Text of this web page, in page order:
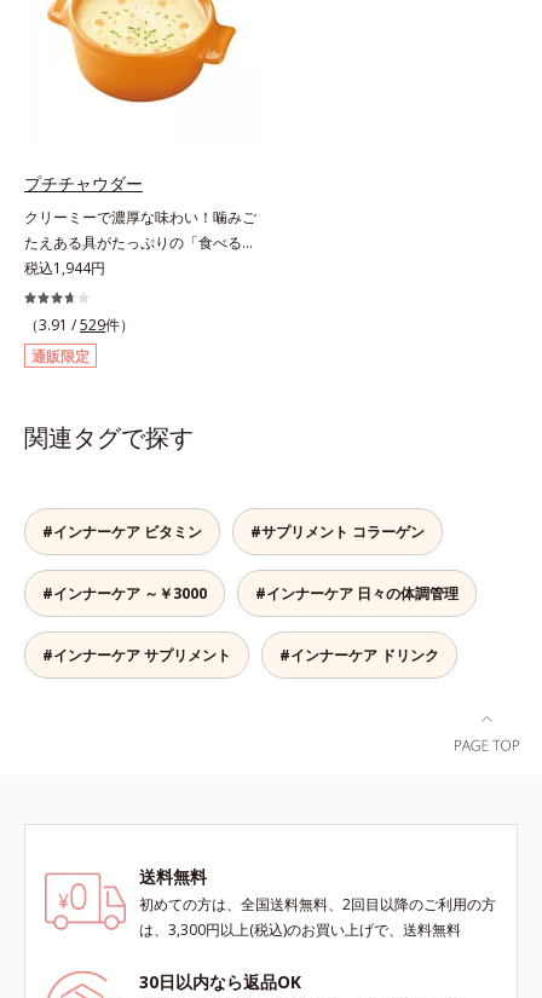
た、まるでフルーツゼリーのように
みずみずしいゼリーです。個包装の
スティックタイプだから、いつでも
どこでも片手でおいしくコラーゲン
しょう。脂肪分ゼロ＆1袋20kcal
で、ダイエット中でも安心です。各
商品の詳しい情報は商品ページをご
覧ください。・BEAUTY夏祭りは、
こちら
プチチャウダー
クリーミーで濃厚な味わい！噛みご
たえある具がたっぷりの「食べる」
スープ。クリーミーなスープに大粒
コーンやクルトン、鶏肉のような食
感の大豆たんぱくなど、具だくさん
の「食べる」スープです。ボリュー
ム感のある食べごたえで、お腹にし
ゲン*を1,000mgも配合。ダイエッ
制限で心配な栄養面もしっかりカバ
ー。ビタミン10種とミネラル2種を
約1/3日分、食物繊維を4.0gも配合
し、満腹感と朝のスッキリを期待で
きます。＊吸収しやすいコラーゲン
ペプチドを使用しています。
税込1,944円
（3.91 /529件）
通販限定
関連タグで探す
#インナーケア ビタミン #サプリメント コラーゲン
#インナーケア ～￥3000 #インナーケア 日々の体調管理
#インナーケア サプリメント #インナーケア ドリンク
送料無料
初めての方は、全国送料無料、2回目以降のご利用の方
は、3,300円以上(税込)のお買い上げで、送料無料
30日以内なら返品OK